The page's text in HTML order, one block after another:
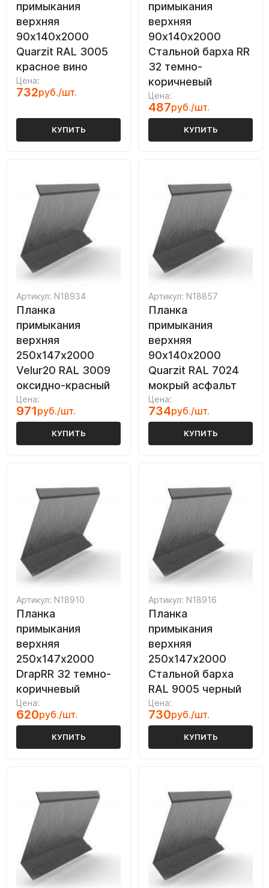
примыкания
верхняя
90х140х2000
Quarzit RAL 3005
красное вино
Цена:
732руб./шт.
КУПИТЬ
примыкания
верхняя
90х140х2000
Стальной барха RR
32 темно-
коричневый
Цена:
487руб./шт.
КУПИТЬ
Артикул: N18934
Планка
примыкания
верхняя
250х147х2000
Velur20 RAL 3009
оксидно-красный
Цена:
971руб./шт.
КУПИТЬ
Артикул: N18857
Планка
примыкания
верхняя
90х140х2000
Quarzit RAL 7024
мокрый асфальт
Цена:
734руб./шт.
КУПИТЬ
Артикул: N18910
Планка
примыкания
верхняя
250х147х2000
DrapRR 32 темно-
коричневый
Цена:
620руб./шт.
КУПИТЬ
Артикул: N18916
Планка
примыкания
верхняя
250х147х2000
Стальной барха
RAL 9005 черный
Цена:
730руб./шт.
КУПИТЬ